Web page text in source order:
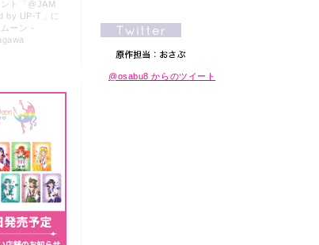
ト「@JAM
by UP-T」に
ーン -
@osabu8 からのツイート